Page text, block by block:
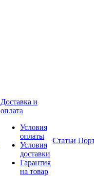
Доставка и
оплата
Условия
оплаты
Условия
доставки
Гарантия
на товар
Статьи